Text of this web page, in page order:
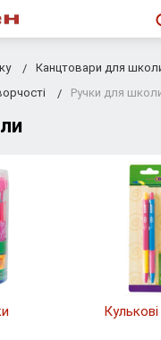
Канцтовари для
Ручки для